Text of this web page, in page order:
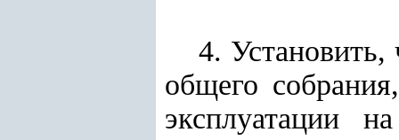
4. Установить,
общего
эксплуатации